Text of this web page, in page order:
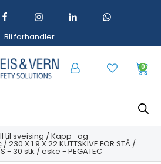
Bli forhandler
0
til sveising /Kapp- og
/ 230 X 1.9 X 22 KUTTSKIVE FOR STÅ /
S - 30 stk / eske - PEGATEC